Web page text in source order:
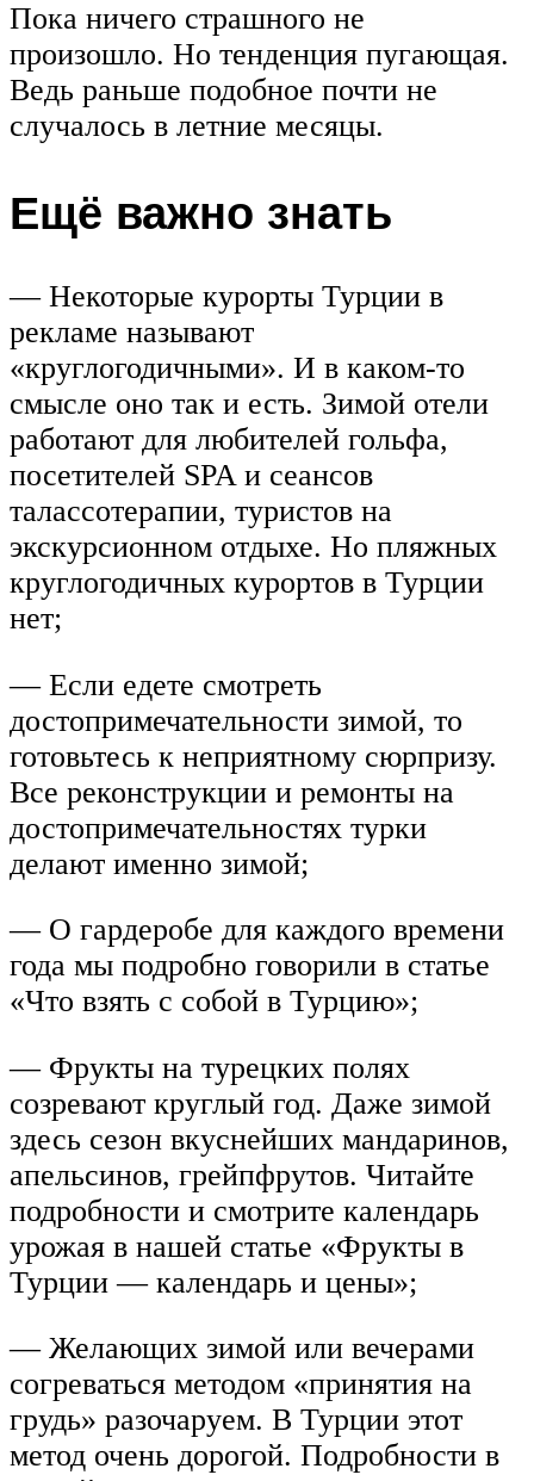
Пока ничего страшного не
произошло. Но тенденция пугающая.
Ведь раньше подобное почти не
случалось в летние месяцы.
Ещё важно знать
— Некоторые курорты Турции в
рекламе называют
«круглогодичными». И в каком-то
смысле оно так и есть. Зимой отели
работают для любителей гольфа,
посетителей SPA и сеансов
талассотерапии, туристов на
экскурсионном отдыхе. Но пляжных
круглогодичных курортов в Турции
нет;
— Если едете смотреть
достопримечательности зимой, то
готовьтесь к неприятному сюрпризу.
Все реконструкции и ремонты на
достопримечательностях турки
делают именно зимой;
— О гардеробе для каждого времени
года мы подробно говорили в статье
«Что взять с собой в Турцию»;
— Фрукты на турецких полях
созревают круглый год. Даже зимой
здесь сезон вкуснейших мандаринов,
апельсинов, грейпфрутов. Читайте
подробности и смотрите календарь
урожая в нашей статье «Фрукты в
Турции — календарь и цены»;
— Желающих зимой или вечерами
согреваться методом «принятия на
грудь» разочаруем. В Турции этот
метод очень дорогой. Подробности в